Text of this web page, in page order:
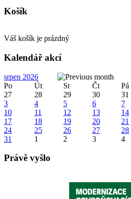
Košík
Váš košík je prázdný
Kalendář akcí
srpen 2026
Po
Út St Čt Pá
27
28 29 30 31
3
4 5 6 7
10
11 12 13 14
17
18 19 20 21
24
25 26 27 28
31
1 2 3 4
Právě vyšlo